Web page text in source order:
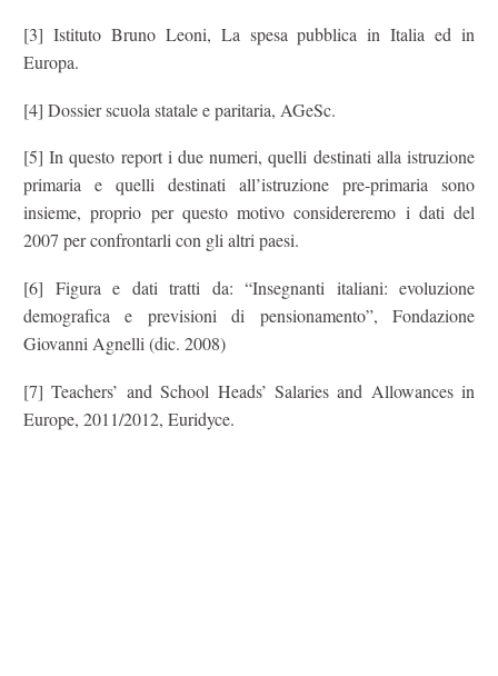
[3] Istituto Bruno Leoni, La spesa pubblica in Italia ed in
Europa.
[4] Dossier scuola statale e paritaria, AGeSc.
[5] In questo report i due numeri, quelli destinati alla istruzione
primaria e quelli destinati all’istruzione pre-primaria sono
insieme, proprio per questo motivo considereremo i dati del
2007 per confrontarli con gli altri paesi.
[6] Figura e dati tratti da: “Insegnanti italiani: evoluzione
demografica e previsioni di pensionamento”, Fondazione
Giovanni Agnelli (dic. 2008)
[7] Teachers’ and School Heads’ Salaries and Allowances in
Europe, 2011/2012, Euridyce.